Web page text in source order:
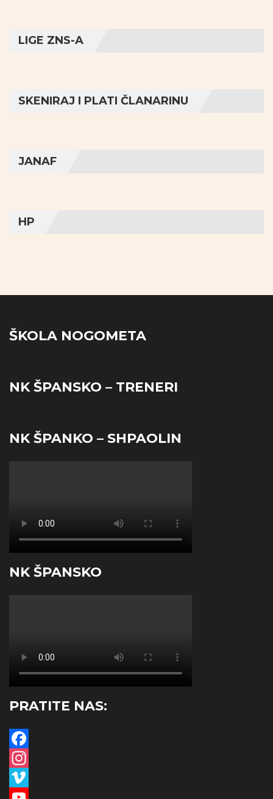
LIGE ZNS-A
SKENIRAJ I PLATI ČLANARINU
JANAF
HP
ŠKOLA NOGOMETA
NK ŠPANSKO – TRENERI
NK ŠPANKO – SHPAOLIN
NK ŠPANSKO
PRATITE NAS:
Facebook
Instagram